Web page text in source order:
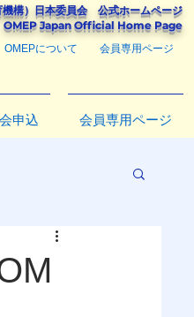
構） 日本委員会公式ホームページ
​OMEP Japan Official Home Page
OMEPについて 会員専用ページ
申込 会員専用ページ